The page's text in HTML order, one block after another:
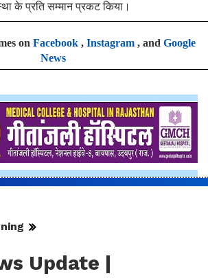
के प्रति सम्मान प्रकट किया।
on Facebook, Instagram, and Google
News
Update |